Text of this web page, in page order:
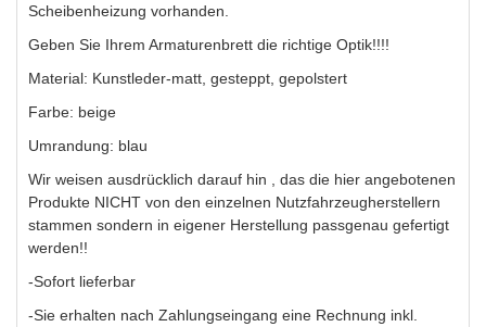
Scheibenheizung vorhanden.
Geben Sie Ihrem Armaturenbrett die richtige Optik!!!!
Material: Kunstleder-matt, gesteppt, gepolstert
Farbe: beige
Umrandung: blau
Wir weisen ausdrücklich darauf hin , das die hier angebotenen
Produkte NICHT von den einzelnen Nutzfahrzeugherstellern
stammen sondern in eigener Herstellung passgenau gefertigt
werden!!
-Sofort lieferbar
-Sie erhalten nach Zahlungseingang eine Rechnung inkl.